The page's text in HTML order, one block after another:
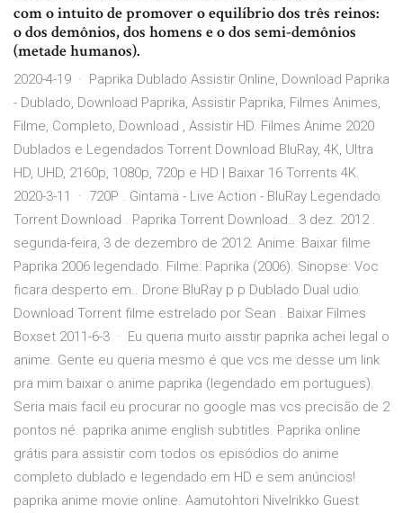
com o intuito de promover o equilíbrio dos três reinos:
o dos demônios, dos homens e o dos semi-demônios
(metade humanos).
2020-4-19 · Paprika Dublado Assistir Online, Download Paprika
- Dublado, Download Paprika, Assistir Paprika, Filmes Animes,
Filme, Completo, Download , Assistir HD. Filmes Anime 2020
Dublados e Legendados Torrent Download BluRay, 4K, Ultra
HD, UHD, 2160p, 1080p, 720p e HD | Baixar 16 Torrents 4K.
2020-3-11 · 720P . Gintama - Live Action - BluRay Legendado
Torrent Download . Paprika Torrent Download.. 3 dez. 2012 .
segunda-feira, 3 de dezembro de 2012. Anime: Baixar filme
Paprika 2006 legendado. Filme: Paprika (2006). Sinopse: Voc
ficara desperto em.. Drone BluRay p p Dublado Dual udio
Download Torrent filme estrelado por Sean . Baixar Filmes
Boxset 2011-6-3 · Eu queria muito aisstir paprika achei legal o
anime. Gente eu queria mesmo é que vcs me desse um link
pra mim baixar o anime paprika (legendado em portugues).
Seria mais facil eu procurar no google mas vcs precisão de 2
pontos né. paprika anime english subtitles. Paprika online
grátis para assistir com todos os episódios do anime
completo dublado e legendado em HD e sem anúncios!
paprika anime movie online. Aamutohtori Nivelrikko Guest